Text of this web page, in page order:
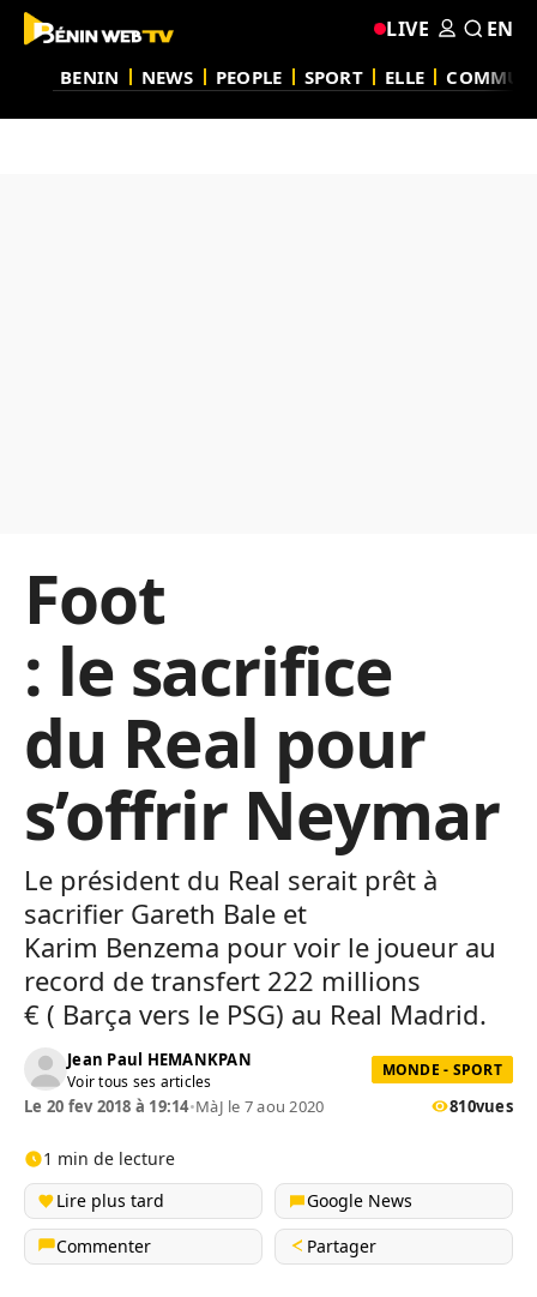
BENIN NEWS PEOPLE SPORT ELLE
LIVE EN
Foot
: le sacrifice
du Real pour
s’offrir Neymar
Le président du Real serait prêt à
sacrifier Gareth Bale et
Karim Benzema pour voir le joueur au
record de transfert 222 millions
€ ( Barça vers le PSG) au Real Madrid.
Jean Paul HEMANKPAN
Voir tous ses articles
MONDE - SPORT
Le 20 fev 2018 à 19:14•MàJ le 7 aou 2020 810vues
1 min de lecture
Lire plus tard
Google News
Commenter
Partager